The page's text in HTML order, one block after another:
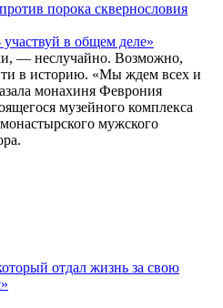
порока сквернословия
в общем деле»
— неслучайно. Возможно,
в историю. «Мы ждем всех и
монахиня Феврония
музейного комплекса
мужского
отдал жизнь за свою